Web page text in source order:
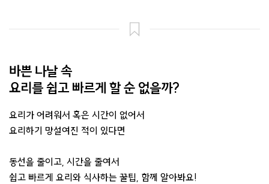
바쁜 나날 속
요리를 쉽고 빠르게 할 순 없을까?
요리가 어려워서 혹은 시간이 없어서
요리하기 망설여진 적이 있다면
동선을 줄이고, 시간을 줄여서
쉽고 빠르게 요리와 식사하는 꿀팁, 함께 알아봐요!